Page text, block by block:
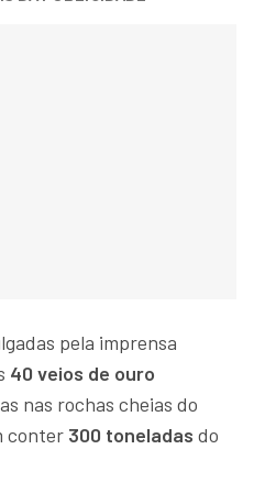
pela imprensa
40 veios de ouro
nas rochas cheias do
conter 300 toneladas do